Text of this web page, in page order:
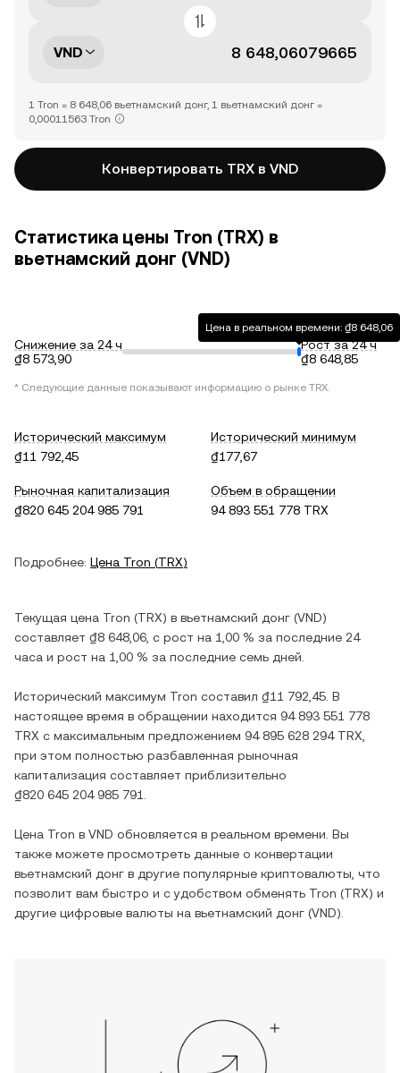
VND
1 Tron = 8 648,06 вьетнамский донг, 1 вьетнамский донг =
0,00011563 Tron
Конвертировать TRX в VND
Статистика цены Tron (TRX) в
вьетнамский донг (VND)
Снижение за 24 ч
₫8 573,90
Цена в реальном времени: ₫8 648,06
Рост за 24 ч
₫8 648,85
* Следующие данные показывают информацию о рынке TRX.
Исторический максимум
₫11 792,45
Исторический минимум
₫177,67
Рыночная капитализация
₫820 645 204 985 791
Объем в обращении
94 893 551 778 TRX
Подробнее: Цена Tron (TRX)
Текущая цена Tron (TRX) в вьетнамский донг (VND)
составляет ₫8 648,06 , c рост на 1,00 % за последние 24
часа и рост на 1,00 % за последние семь дней.
Исторический максимум Tron составил ₫11 792,45 . В
настоящее время в обращении находится 94 893 551 778
TRX с максимальным предложением 94 895 628 294 TRX
при этом полностью разбавленная рыночная
капитализация составляет приблизительно
₫820 645 204 985 791
Цена Tron в VND обновляется в реальном времени. Вы
также можете просмотреть данные о конвертации
вьетнамский донг в другие популярные криптовалюты, что
позволит вам быстро и с удобством обменять Tron (TRX) и
другие цифровые валюты на вьетнамский донг (VND).